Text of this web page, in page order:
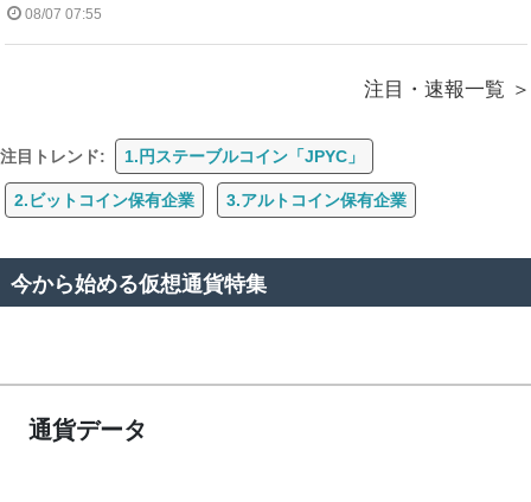
08/07 07:55
注目・速報一覧
注目トレンド: 1.円ステーブルコイン「JPYC」
2.ビットコイン保有企業 3.アルトコイン保有企業
今から始める仮想通貨特集
通貨データ